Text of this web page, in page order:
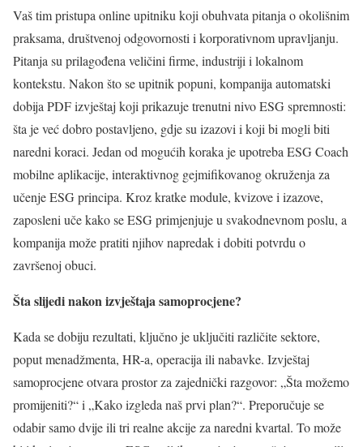
Vaš tim pristupa online upitniku koji obuhvata pitanja o okolišnim
praksama, društvenoj odgovornosti i korporativnom upravljanju.
Pitanja su prilagođena veličini firme, industriji i lokalnom
kontekstu. Nakon što se upitnik popuni, kompanija automatski
dobija PDF izvještaj koji prikazuje trenutni nivo ESG spremnosti:
šta je već dobro postavljeno, gdje su izazovi i koji bi mogli biti
naredni koraci. Jedan od mogućih koraka je upotreba ESG Coach
mobilne aplikacije, interaktivnog gejmifikovanog okruženja za
učenje ESG principa. Kroz kratke module, kvizove i izazove,
zaposleni uče kako se ESG primjenjuje u svakodnevnom poslu, a
kompanija može pratiti njihov napredak i dobiti potvrdu o
završenoj obuci.
Šta slijedi nakon izvještaja samoprocjene?
Kada se dobiju rezultati, ključno je uključiti različite sektore,
poput menadžmenta, HR-a, operacija ili nabavke. Izvještaj
samoprocjene otvara prostor za zajednički razgovor: „Šta možemo
promijeniti?“ i „Kako izgleda naš prvi plan?“. Preporučuje se
odabir samo dvije ili tri realne akcije za naredni kvartal. To može